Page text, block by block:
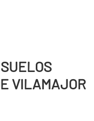
VILAMAJOR